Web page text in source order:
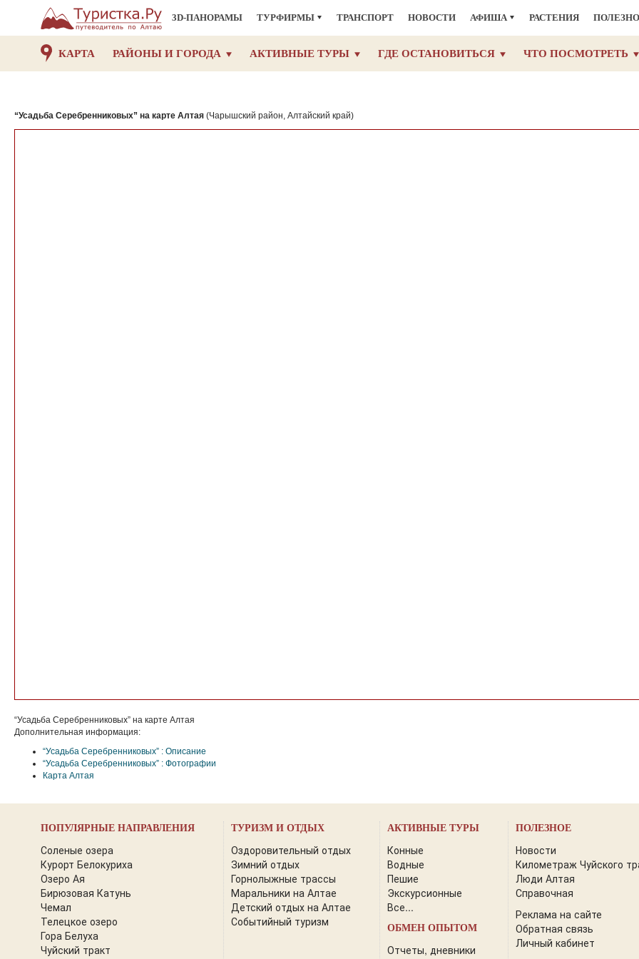
3D-ПАНОРАМЫ ТУРФИРМЫ ТРАНСПОРТ НОВОСТИ АФИША РАСТЕНИЯ
КАРТА РАЙОНЫ И ГОРОДА АКТИВНЫЕ ТУРЫ ГДЕ ОСТАНОВИТЬСЯ ЧТО ПОСМОТРЕТЬ
“Усадьба Серебренниковых” на карте Алтая (Чарышский район, Алтайский край)
“Усадьба Серебренниковых” на карте Алтая
Дополнительная информация:
“Усадьба Серебренниковых” : Описание
“Усадьба Серебренниковых” : Фотографии
Карта Алтая
ПОПУЛЯРНЫЕ НАПРАВЛЕНИЯ
Соленые озера
Курорт Белокуриха
Озеро Ая
Бирюзовая Катунь
Чемал
Телецкое озеро
Гора Белуха
Чуйский тракт
ТУРИЗМ И ОТДЫХ
Оздоровительный отдых
Зимний отдых
Горнолыжные трассы
Маральники на Алтае
Детский отдых на Алтае
Событийный туризм
АКТИВНЫЕ ТУРЫ
Конные
Водные
Пешие
Экскурсионные
Все...
ОБМЕН ОПЫТОМ
Отчеты, дневники
ПОЛЕЗНОЕ
Новости
Километраж Чуйского
Люди Алтая
Справочная
Реклама на сайте
Обратная связь
Личный кабинет